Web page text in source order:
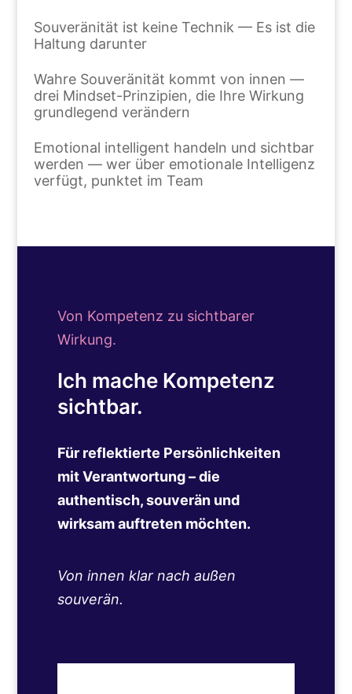
Souveränität ist keine Technik — Es ist die
Haltung darunter
Wahre Souveränität kommt von innen —
drei Mindset-Prinzipien, die Ihre Wirkung
grundlegend verändern
Emotional intelligent handeln und sichtbar
werden — wer über emotionale Intelligenz
verfügt, punktet im Team
Von Kompetenz zu sichtbarer
Wirkung.
Ich mache Kompetenz
sichtbar.
Für reflektierte Persönlichkeiten
mit Verantwortung – die
authentisch, souverän und
wirksam auftreten möchten.
Von innen klar nach außen
souverän.